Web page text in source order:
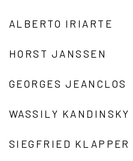
ALBERTO IRIARTE
HORST JANSSEN
GEORGES JEANCLOS
WASSILY KANDINSKY
SIEGFRIED KLAPPER